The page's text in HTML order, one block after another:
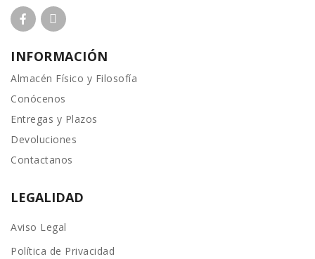
INFORMACIÓN
Almacén Físico y Filosofía
Conócenos
Entregas y Plazos
Devoluciones
Contactanos
LEGALIDAD
Aviso Legal
Política de Privacidad